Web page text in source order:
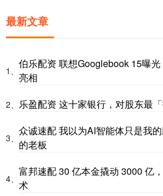
最新文章
1、
伯乐配资 联想Googlebook 15曝
亮相
2、 乐盈配资 这十家银行，对股东最「
3、
众诚速配 我以为AI智能体只是我
的老板
4、
富邦速配 30 亿本金撬动 3000 亿
术